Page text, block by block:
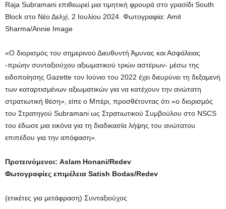
Raja Subramani επιθεωρεί μια τιμητική φρουρά στο γρασίδι South
Block στο Νέο Δελχί, 2 Ιουλίου 2024. Φωτογραφία: Amit
Sharma/Annie Image
«Ο διορισμός του σημερινού Διευθυντή Άμυνας και Ασφάλειας
-πρώην συνταξιούχου αξιωματικού τριών αστέρων- μέσω της
ειδοποίησης Gazette τον Ιούνιο του 2022 έχει διευρύνει τη δεξαμενή
των καταρτισμένων αξιωματικών για να κατέχουν την ανώτατη
στρατιωτική θέση», είπε ο Μπέρι, προσθέτοντας ότι «ο διορισμός
του Στρατηγού Subramani ως Στρατιωτικού Συμβούλου στο NSCS
του έδωσε μια εικόνα για τη διαδικασία λήψης του ανώτατου
επιπέδου για την απόφαση».
Προτεινόμενοι: Aslam Honani/Redev
Φωτογραφίες επιμέλεια Satish Bodas/Redev
(ετικέτες για μετάφραση) Συνταξιούχος